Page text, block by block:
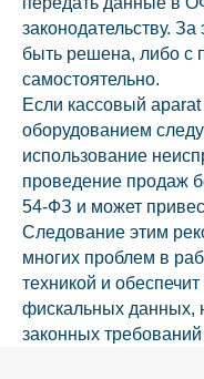
законодательству.
быть решена, либо с
самостоятельно.
Если кассовый
оборудованием
использование
проведение продаж
54-ФЗ и может
Следование этим
многих проблем в
техникой и
фискальных данных,
законных